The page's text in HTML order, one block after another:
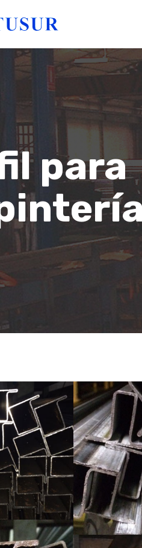
para